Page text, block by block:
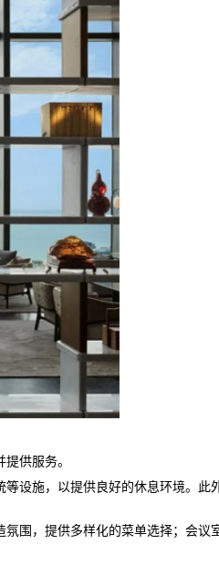
供服务。
设施，以提供良好的休息环境。
围，提供多样化的菜单选择；会